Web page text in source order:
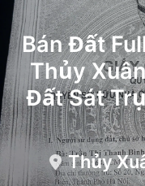
Bán Đất
Thủy
Đất Sát
Thủy